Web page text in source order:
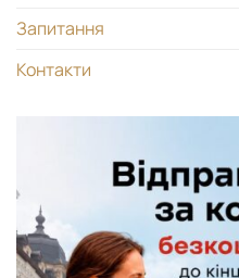
Запитання
Контакти